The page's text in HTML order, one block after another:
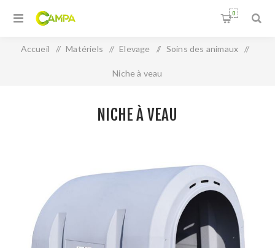
0
Accueil / Matériels / Elevage / Soins des animaux /
Niche à veau
NICHE À VEAU